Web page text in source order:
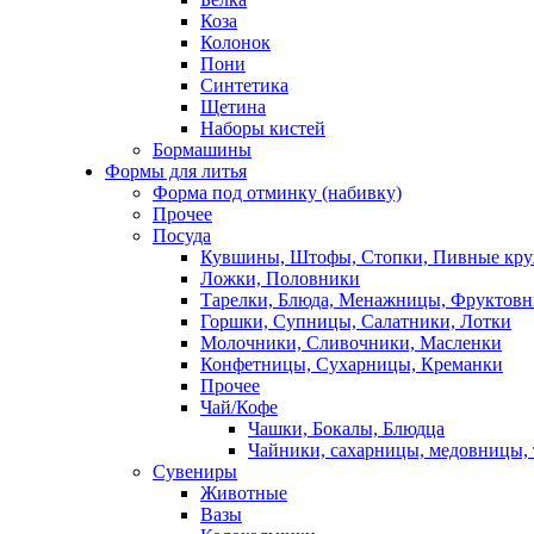
Коза
Колонок
Пони
Синтетика
Щетина
Наборы кистей
Бормашины
Формы для литья
Форма под отминку (набивку)
Прочее
Посуда
Кувшины, Штофы, Стопки, Пивные
Ложки, Половники
Тарелки, Блюда, Менажницы,
Горшки, Супницы, Салатники, Лотки
Молочники, Сливочники, Масленки
Конфетницы, Сухарницы, Креманки
Прочее
Чай/Кофе
Чашки, Бокалы, Блюдца
Чайники, сахарницы, медовницы,
Сувениры
Животные
Вазы